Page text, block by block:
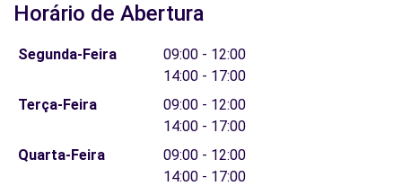
Horário de Abertura
Segunda-Feira
09:00 - 12:00
14:00 - 17:00
Terça-Feira
09:00 - 12:00
14:00 - 17:00
Quarta-Feira
09:00 - 12:00
14:00 - 17:00